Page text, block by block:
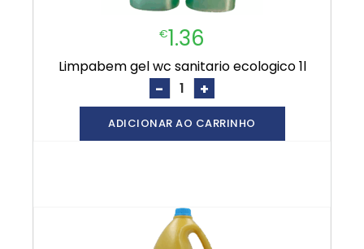
€1.36
limpabem gel wc sanitario ecologico 1l
- +
ADICIONAR AO CARRINHO